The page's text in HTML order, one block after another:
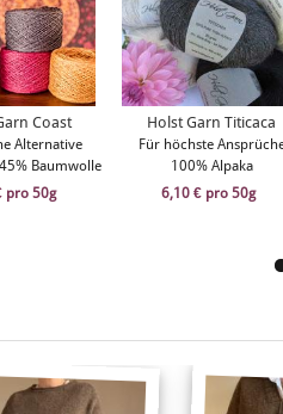
Coast
Alternative
Baumwolle
pro 50g
Holst Garn Titicaca
Für höchste
100% Alpaka
6,10 € pro 50g